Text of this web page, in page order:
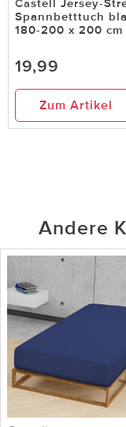
Castell Jersey-
Spannbetttuch
180-200 x 200 cm
19,99
Zum Artikel
Andere